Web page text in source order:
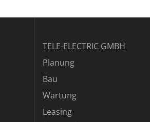
TELE-ELECTRIC GMBH
Planung
Bau
Wartung
Leasing